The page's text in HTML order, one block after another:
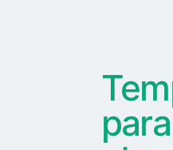
para